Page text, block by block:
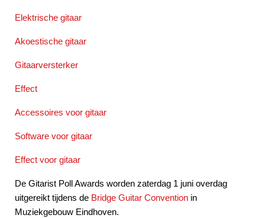
Elektrische gitaar
Akoestische gitaar
Gitaarversterker
Effect
Accessoires voor gitaar
Software voor gitaar
Effect voor gitaar
De Gitarist Poll Awards worden zaterdag 1 juni overdag
uitgereikt tijdens de Bridge Guitar Convention in
Muziekgebouw Eindhoven.